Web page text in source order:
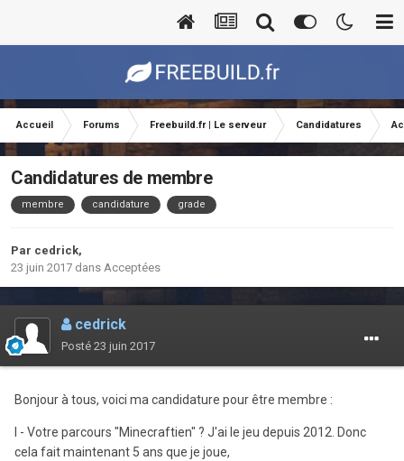
Accueil Forums Freebuild.fr | Le serveur Candidatures
Candidatures de membre
membre candidature grade
Par cedrick,
23 juin 2017 dans Acceptées
cedrick
Posté 23 juin 2017
Bonjour à tous, voici ma candidature pour être membre :
I - Votre parcours "Minecraftien" ? J'ai le jeu depuis 2012. Donc
cela fait maintenant 5 ans que je joue,